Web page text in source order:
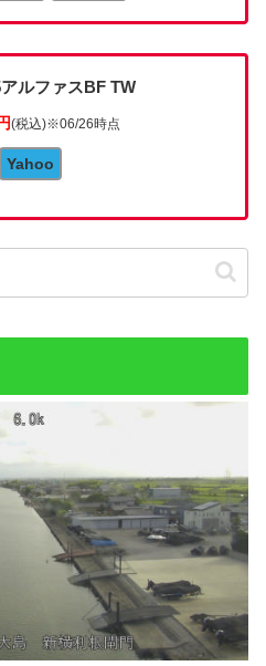
ルファスBF TW
(税込)※06/26時点
Yahoo